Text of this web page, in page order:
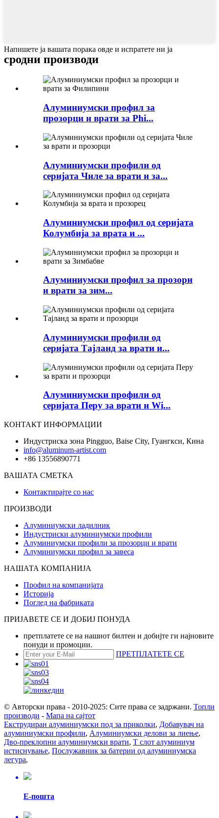
Напишете ја вашата порака овде и испратете ни ја
сродни производи
Алуминиумски профил за
прозорци и врати за Phi...
Алуминиумски профили од
серијата Чиле за врати и за...
Алуминиумски профил од серијата
Колумбија за врата и ...
Алуминиумски профил за прозори
и врати за зим...
Алуминиумски профили од
серијата Тајланд за врати и...
Алуминиумски профили од
серијата Перу за врати и Wi...
КОНТАКТ ИНФОРМАЦИИ
Индустриска зона Pingguo, Baise City, Гуангкси, Кина
info@aluminum-artist.com
+86 13556890771
ВАШАТА СМЕТКА
Контактирајте со нас
ПРОИЗВОДИ
Алуминиумски ладилник
Индустриски алуминиумски профили
Алуминиумски профили за прозорци и врати
Алуминиумски профил за завеса
НАШАТА КОМПАНИЈА
Профил на компанијата
Историја
Поглед на фабриката
ПРИЈАВЕТЕ СЕ И ДОБИЈ ПОНУДА
претплатете се на нашиот билтен и добијте ги најновите
понуди и промоции.
ПРЕТПЛАТЕТЕ СЕ
© Авторски права - 2010-2025: Сите права се задржани. Топли
производи - Мапа на сајтот
Екструдиран алуминиумски под за приколки, Добавувач на
алуминиумски профили, Алуминиумски делови за лиење,
Дво-преклопни алуминиумски врати, Т слот алуминиум
истиснување, Послужавник за батерии од алуминиумска
легура,
Е-пошта